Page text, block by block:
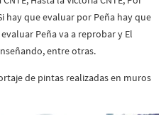
hay que evaluar por Peña hay que
Peña va a reprobar y El
entre otras.
de pintas realizadas en muros